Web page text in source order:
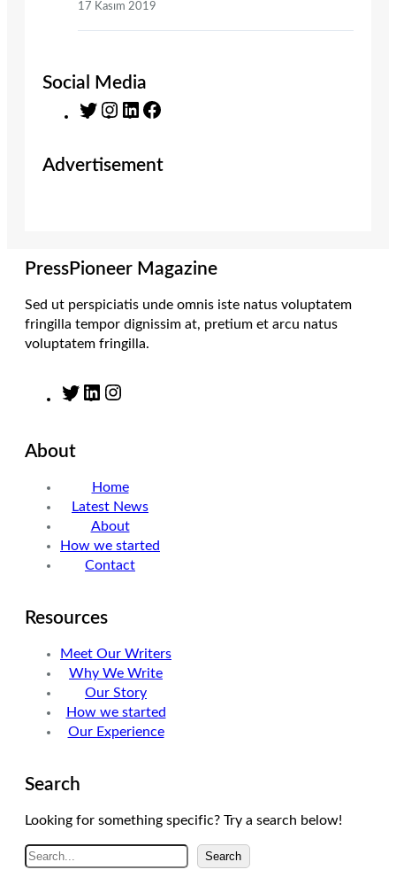
17 Kasım 2019
Social Media
T
t
t
m
L
k
e
Advertisement
PressPioneer Magazine
Sed ut perspiciatis unde omnis iste natus voluptatem
fringilla tempor dignissim at, pretium et arcu natus
voluptatem fringilla.
T
r
L
d
I
n
g
r
a
m
About
Home
Latest News
About
How we started
Contact
Resources
Meet Our Writers
Why We Write
Our Story
How we started
Our Experience
Search
Looking for something specific? Try a search below!
A
r
Search